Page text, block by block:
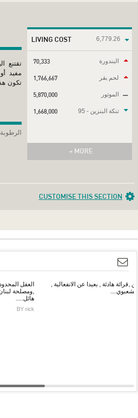
تقتنع
مفيد
تكون
الرطوبة
LIVING COST 6,779.26
البندورة 70,333
لحم بقر 1,766,667
الموتور 5,870,000
تنكة البنزين - 95 1,668,000
+ MORE
CUSTOMISE THIS SECTION
العقل
,ومصلحة
هائل.....
BY rick
,قرائة هادئة , بعيدا عن الانفعالية ,
الشعبوي....